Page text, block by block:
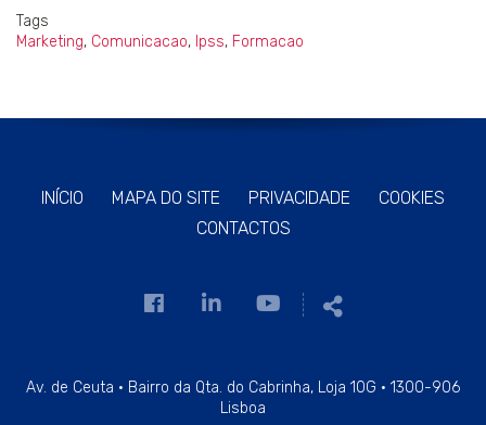
Tags
Marketing, Comunicacao, Ipss, Formacao
INÍCIO MAPA DO SITE PRIVACIDADE
COOKIES
CONTACTOS
Link
página
Link
página
Link
página
Av. de Ceuta · Bairro da Qta. do Cabrinha, Loja 10G · 1300-906
Lisboa